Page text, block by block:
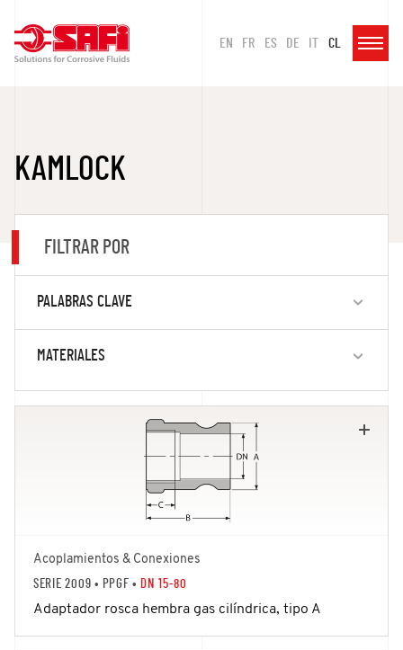
EN FR ES DE IT CL
KAMLOCK
FILTRAR POR
PALABRAS CLAVE
MATERIALES
Acoplamientos & Conexiones
SERIE 2009 • PPGF • DN 15-80
Adaptador rosca hembra gas cilíndrica, tipo A